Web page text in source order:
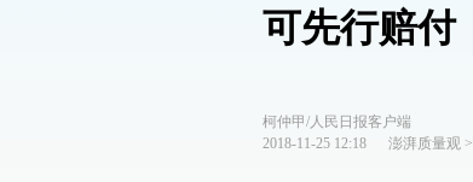
可先行赔付
柯仲甲/人民日报客户端
2018-11-25 12:18
澎湃质量观>